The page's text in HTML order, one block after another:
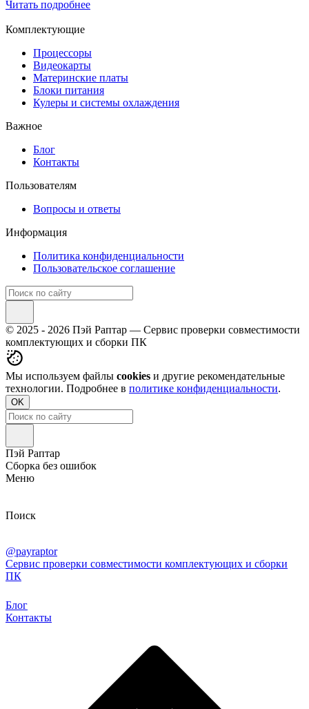
Читать подробнее
Комплектующие
Процессоры
Видеокарты
Материнские платы
Блоки питания
Кулеры и системы охлаждения
Важное
Блог
Контакты
Пользователям
Вопросы и ответы
Информация
Политика конфиденциальности
Пользовательское соглашение
© 2025 - 2026 Пэй Раптар — Сервис проверки совместимости
комплектующих и сборки ПК
Мы используем файлы cookies и другие рекомендательные
технологии. Подробнее в политике конфиденциальности.
OK
Пэй Раптар
Сборка без ошибок
Меню
Поиск
@payraptor
Сервис проверки совместимости комплектующих и сборки
ПК
Блог
Контакты